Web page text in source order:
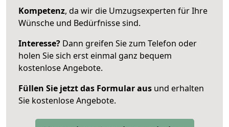
Kompetenz, da wir die Umzugsexperten für Ihre
Wünsche und Bedürfnisse sind.
Interesse? Dann greifen Sie zum Telefon oder
holen Sie sich erst einmal ganz bequem
kostenlose Angebote.
Füllen Sie jetzt das Formular aus und erhalten
Sie kostenlose Angebote.